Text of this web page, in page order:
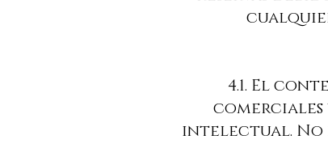
4.1. El
comerciales
intelectual. No